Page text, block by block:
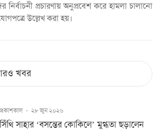
নির্বাচনী প্রচারণায় অনুপ্রবেশ করে হামলা চালানো
উল্লেখ করা হয়।
খবর
প্রকাশকাল - ২৮ জুন ২০২৬
সিঁথি সাহার ‘বসন্তের কোকিলে’ মুগ্ধতা ছড়ালেন